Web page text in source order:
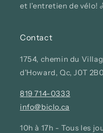
et l'entretien de vélo!
Contact
1754, chemin du
d'Howard, Qc, J0T
819 714-0333
info@biclo.ca
10h à 17h - Tous les